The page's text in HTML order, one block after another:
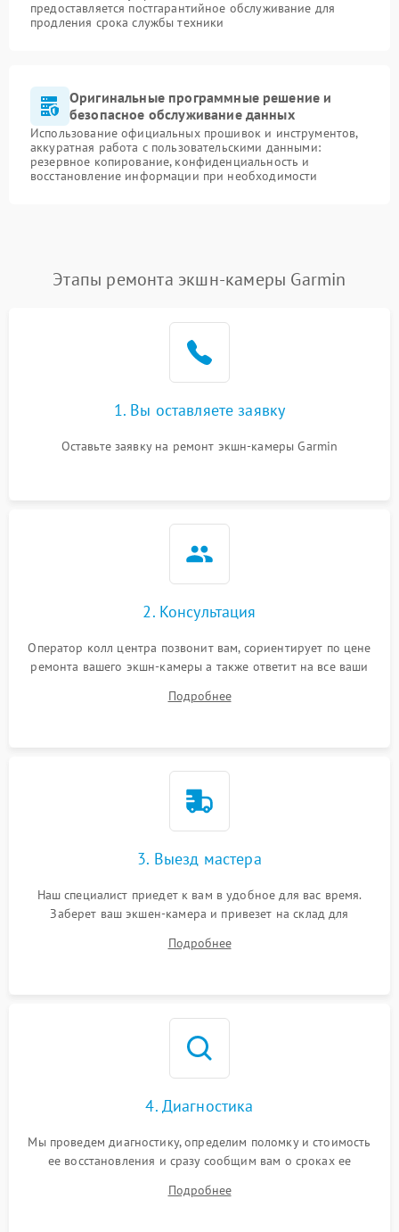
предоставляется постгарантийное обслуживание для
продления срока службы техники
Оригинальные программные решение и
безопасное обслуживание данных
Использование официальных прошивок и инструментов,
аккуратная работа с пользовательскими данными:
резервное копирование, конфиденциальность и
восстановление информации при необходимости
Этапы ремонта экшн-камеры Garmin
1. Вы оставляете заявку
Оставьте заявку на ремонт экшн-камеры Garmin
2. Консультация
Оператор колл центра позвонит вам, сориентирует по цене
ремонта вашего экшн-камеры а также ответит на все ваши
Подробнее
3. Выезд мастера
Наш специалист приедет к вам в удобное для вас время.
Заберет ваш экшен-камера и привезет на склад для
Подробнее
4. Диагностика
Мы проведем диагностику, определим поломку и стоимость
ее восстановления и сразу сообщим вам о сроках ее
Подробнее